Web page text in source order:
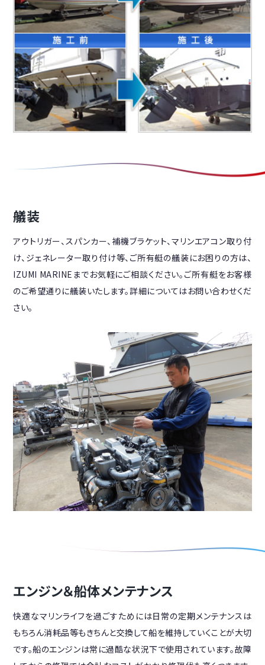
艤装
アウトリガー、スパンカー、補機ブラケット、マリンエアコン取り付
け、ジェネレーター取り付け等、ご所有艇の艤装にお困りの方は、
IZUMI MARINEまでお気軽にご相談ください。ご所有艇をお客様
のご希望通りに艤装いたします。詳細についてはお問い合わせくだ
さい。
エンジン＆船体メンテナンス
快適なマリンライフを過ごすためには日常の定期メンテナンスは
もちろん消耗品等もきちんと交換して船を維持していくことが大切
です。船のエンジンは常に過酷な状況下で使用されています。故障